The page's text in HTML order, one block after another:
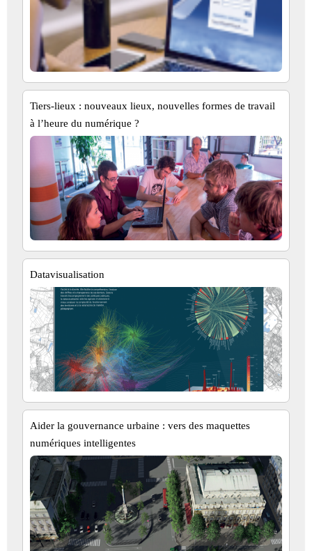
Tiers-lieux : nouveaux lieux, nouvelles formes de travail
à l’heure du numérique ?
Datavisualisation
Aider la gouvernance urbaine : vers des maquettes
numériques intelligentes